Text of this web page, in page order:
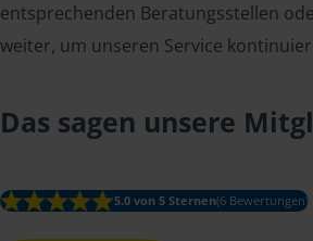
entsprechenden Beratungsstellen
weiter, um unseren Service
Das sagen unsere
5.0 von 5 Sternen(6 Bewertungen)